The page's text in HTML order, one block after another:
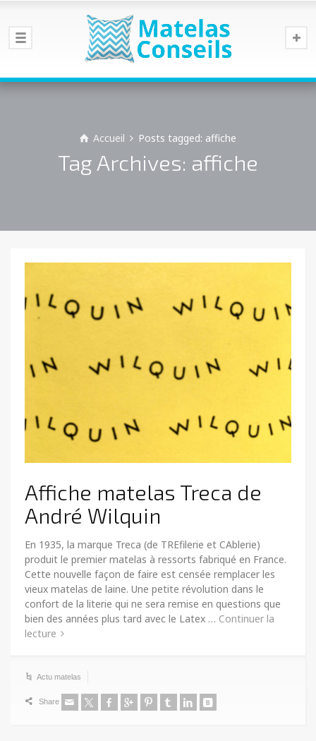
Accueil Posts tagged: affiche
Tag Archives: affiche
Affiche matelas Treca de
André Wilquin
En 1935, la marque Treca (de TREfilerie et CAblerie)
produit le premier matelas à ressorts fabriqué en France.
Cette nouvelle façon de faire est censée remplacer les
vieux matelas de laine. Une petite révolution dans le
confort de la literie qui ne sera remise en questions que
bien des années plus tard avec le Latex … Continuer la
lecture
Actu matelas
Share